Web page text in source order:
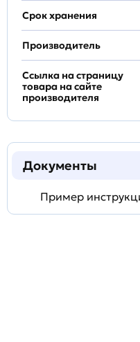
Срок хранения
Производитель
Ссылка на страницу
товара на сайте
производителя
Документы
Пример